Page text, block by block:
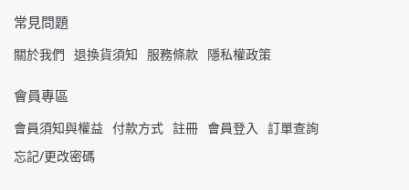
常見問題
關於我們 退換貨須知 服務條款 隱私權政策
會員專區
會員須知與權益 付款方式 註冊 會員登入
訂單查詢
忘記/更改密碼